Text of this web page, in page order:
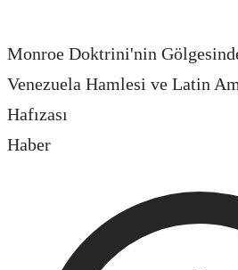
Monroe Doktrini'nin
Venezuela Hamlesi ve Latin
Hafızası
Haber